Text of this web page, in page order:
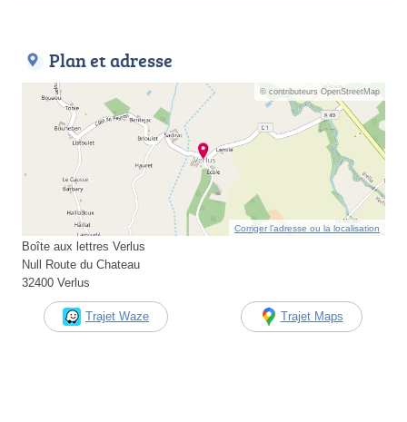
Plan et adresse
© contributeurs OpenStreetMap
Corriger l’adresse ou la localisation
Boîte aux lettres Verlus
Null Route du Chateau
32400 Verlus
Trajet Waze Trajet Maps